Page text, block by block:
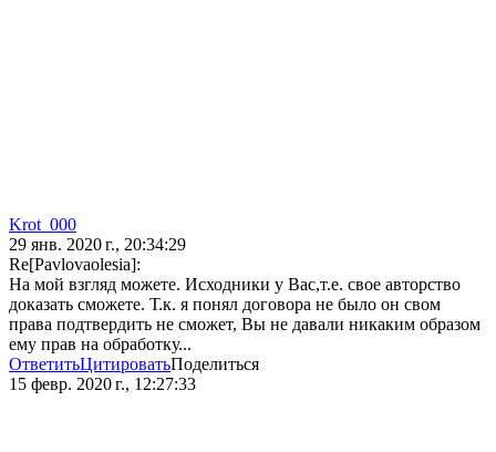
Krot_000
29 янв. 2020 г., 20:34:29
Re[Pavlovaolesia]:
На мой взгляд можете. Исходники у Вас,т.е. свое авторство
доказать сможете. Т.к. я понял договора не было он свом
права подтвердить не сможет, Вы не давали никаким образом
ему прав на обработку...
ОтветитьЦитироватьПоделиться
15 февр. 2020 г., 12:27:33